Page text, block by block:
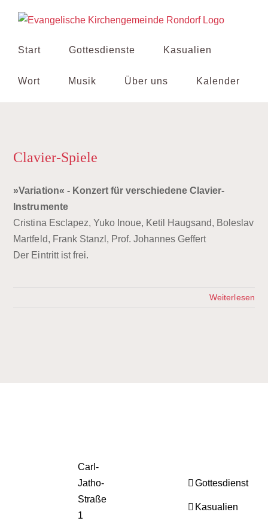
Inhalt
Start
Gottesdienste Kasualien
Wort Musik Über uns Kalender
Clavier-Spiele
»Variation« - Konzert für verschiedene Clavier-
Instrumente
Cristina Esclapez, Yuko Inoue, Ketil Haugsand, Boleslav
Martfeld, Frank Stanzl, Prof. Johannes Geffert
Der Eintritt ist frei.
Weiterlesen
Carl-
Jatho-
Straße
1
Gottesdienst
Kasualien